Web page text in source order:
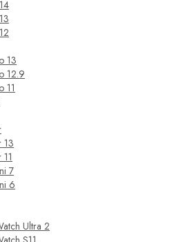
13
12.9
11
13
7
6
Ultra 2